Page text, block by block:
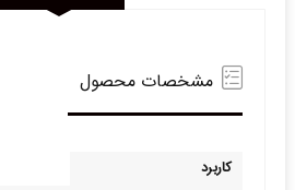
مشخصات محصول
کاربرد